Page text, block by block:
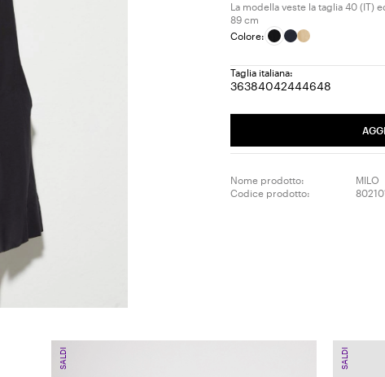
La modella veste la taglia 40 (IT)
89 cm
Colore:
Taglia italiana:
36Taglia:
38Taglia:
40Taglia:
42Taglia:
44Taglia:
46Taglia:
48Taglia:
Nome prodotto:
MILO
Codice prodotto:
SALDI SALDI